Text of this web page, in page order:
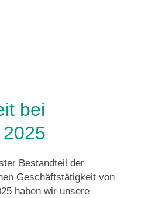
bei
Bestandteil der
Geschäftstätigkeit von
haben wir unsere